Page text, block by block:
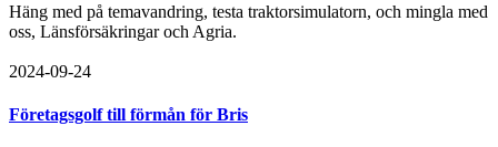
Häng med på temavandring, testa traktorsimulatorn, och mingla med
oss, Länsförsäkringar och Agria.
2024-09-24
Företagsgolf till förmån för Bris